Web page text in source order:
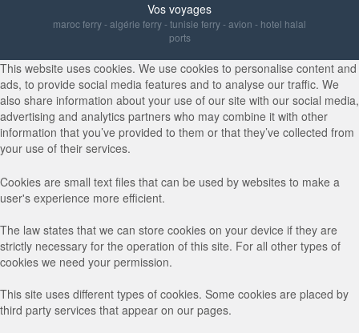
Vos voyages
maroc ferry-algérie ferry-tunisie ferry-avion - hotel halal
ports
This website uses cookies. We use cookies to personalise content and
ads, to provide social media features and to analyse our traffic. We
also share information about your use of our site with our social media,
advertising and analytics partners who may combine it with other
information that you’ve provided to them or that they’ve collected from
your use of their services.
Cookies are small text files that can be used by websites to make a
user's experience more efficient.
The law states that we can store cookies on your device if they are
strictly necessary for the operation of this site. For all other types of
cookies we need your permission.
This site uses different types of cookies. Some cookies are placed by
third party services that appear on our pages.